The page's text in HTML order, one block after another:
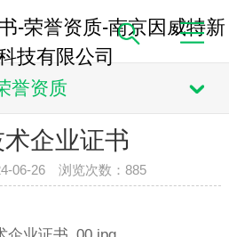
誉资质
企业证书
06-26 浏览次数：885